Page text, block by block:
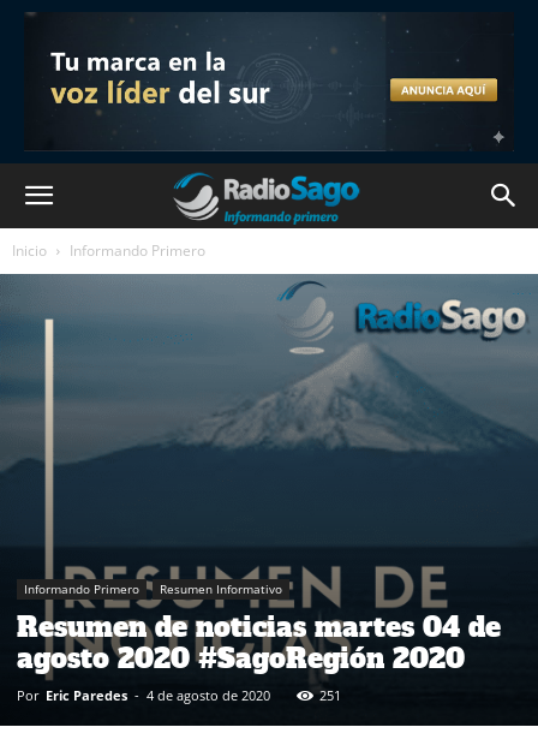
Inicio Informando Primero
Informando Primero Resumen Informativo
Resumen de noticias martes 04 de
agosto 2020 #SagoRegión 2020
Por Eric Paredes - 4 de agosto de 2020 251